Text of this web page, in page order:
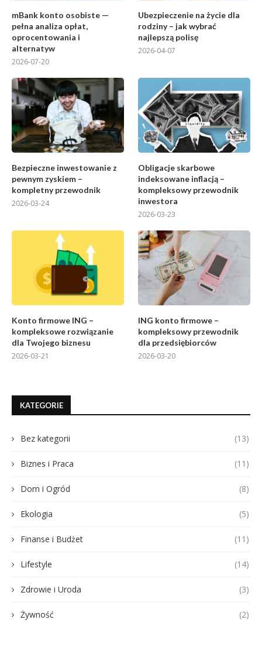
mBank konto osobiste —
pełna analiza opłat,
oprocentowania i
alternatyw
2026-07-20
Ubezpieczenie na życie dla
rodziny – jak wybrać
najlepszą polisę
2026-04-07
Bezpieczne inwestowanie z
pewnym zyskiem –
kompletny przewodnik
2026-03-24
Obligacje skarbowe
indeksowane inflacją –
kompleksowy przewodnik
inwestora
2026-03-23
Konto firmowe ING –
kompleksowe rozwiązanie
dla Twojego biznesu
2026-03-21
ING konto firmowe –
kompleksowy przewodnik
dla przedsiębiorców
2026-03-20
KATEGORIE
Bez kategorii (13)
Biznes i Praca (11)
Dom i Ogród (8)
Ekologia (5)
Finanse i Budżet (11)
Lifestyle (14)
Zdrowie i Uroda (3)
Żywność (2)